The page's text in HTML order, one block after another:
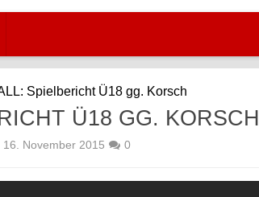
Spielbericht Ü18 gg. Korsch
Ü18 GG. KORSCH
16. November 2015 0